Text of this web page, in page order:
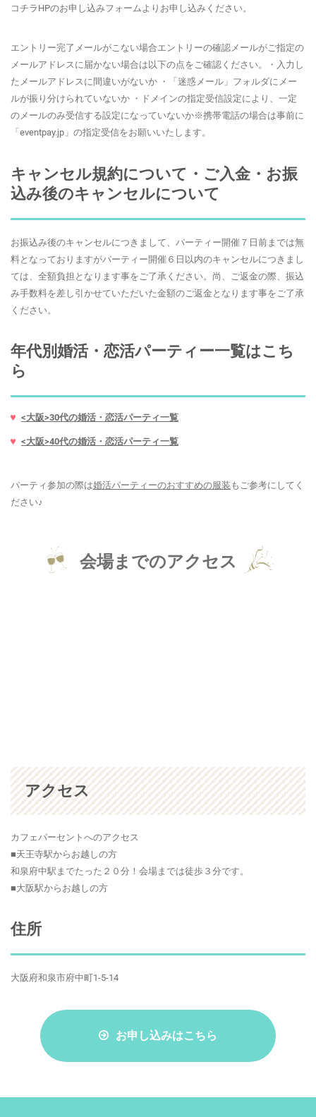
コチラHPのお申し込みフォームよりお申し込みください。
エントリー完了メールがこない場合エントリーの確認メールがご指定の
メールアドレスに届かない場合は以下の点をご確認ください。・入力し
たメールアドレスに間違いがないか ・「迷惑メール」フォルダにメー
ルが振り分けられていないか ・ドメインの指定受信設定により、一定
のメールのみ受信する設定になっていないか※携帯電話の場合は事前に
「eventpay.jp」の指定受信をお願いいたします。
キャンセル規約について・ご入金・お振
込み後のキャンセルについて
お振込み後のキャンセルにつきまして、パーティー開催７日前までは無
料となっておりますがパーティー開催６日以内のキャンセルにつきまし
ては、全額負担となります事をご了承ください。尚、ご返金の際、振込
み手数料を差し引かせていただいた金額のご返金となります事をご了承
ください。
年代別婚活・恋活パーティー一覧はこち
ら
<大阪>30代の婚活・恋活パーティ一覧
<大阪>40代の婚活・恋活パーティ一覧
パーティ参加の際は婚活パーティーのおすすめの服装 もご参考にしてく
ださい♪
会場までのアクセス
アクセス
カフェパーセントへのアクセス
■天王寺駅からお越しの方
和泉府中駅までたった２０分！会場までは徒歩３分です。
■大阪駅からお越しの方
住所
大阪府和泉市府中町1-5-14
お申し込みはこちら